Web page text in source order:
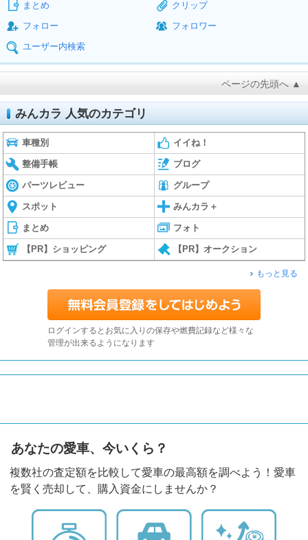
まとめ
クリップ
フォロー
フォロワー
ユーザー内検索
ページの先頭へ ▲
みんカラ 人気のカテゴリ
車種別 イイね！
整備手帳 ブログ
パーツレビュー グループ
スポット みんカラ＋
まとめ フォト
【PR】ショッピング 【PR】オークション
もっと見る
ログインするとお気に入りの保存や燃費記録など様々な
管理が出来るようになります
あなたの愛車、今いくら？
複数社の査定額を比較して愛車の最高額を調べよう！愛車
を賢く売却して、購入資金にしませんか？